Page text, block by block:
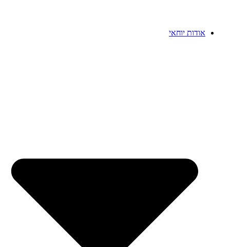
אודות יוחאי